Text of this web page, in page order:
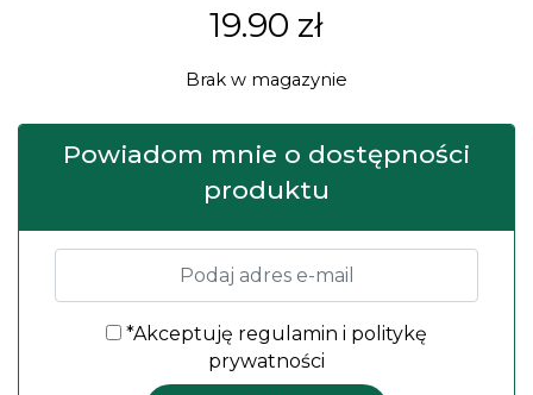
19.90 zł
Brak w magazynie
Powiadom mnie o dostępności
produktu
*Akceptuję regulamin i politykę
prywatności